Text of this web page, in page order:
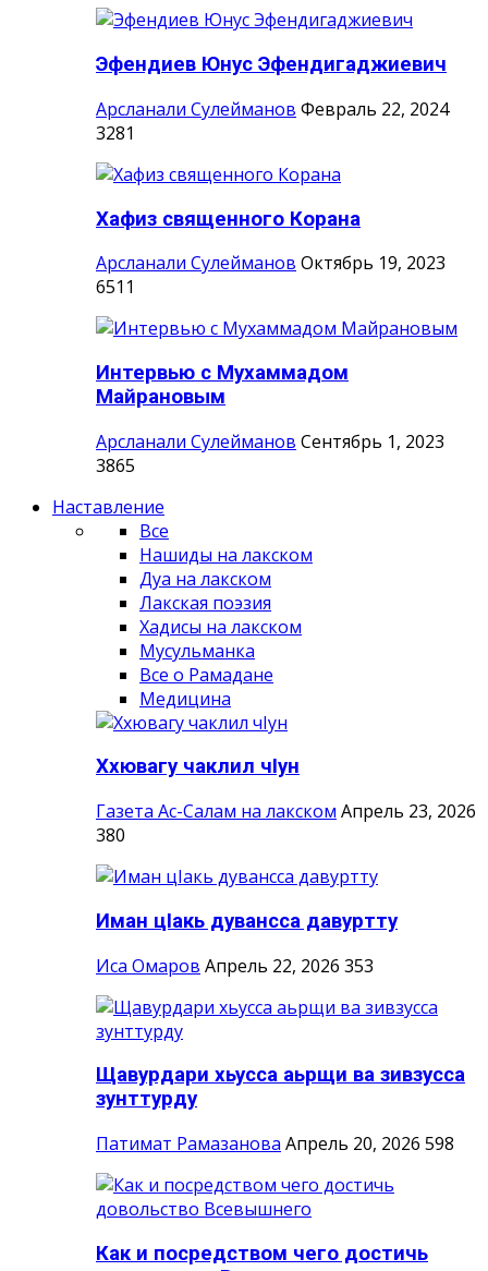
Эфендиев Юнус Эфендигаджиевич
Арсланали Сулейманов Февраль 22, 2024
3281
Хафиз священного Корана
Арсланали Сулейманов Октябрь 19, 2023
6511
Интервью с Мухаммадом
Майрановым
Арсланали Сулейманов Сентябрь 1, 2023
3865
Наставление
Все
Нашиды на лакском
Дуа на лакском
Лакская поэзия
Хадисы на лакском
Мусульманка
Все о Рамадане
Медицина
Ххювагу чаклил чIун
Газета Ас-Салам на лакском Апрель 23, 2026
380
Иман цIакь дувансса давуртту
Иса Омаров Апрель 22, 2026 353
Щавурдари хьусса аьрщи ва зивзусса
зунттурду
Патимат Рамазанова Апрель 20, 2026 598
Как и посредством чего достичь